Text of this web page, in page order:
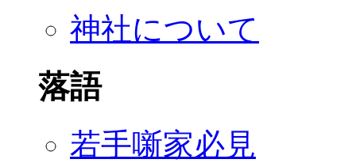
神社について
落語
若手噺家必見